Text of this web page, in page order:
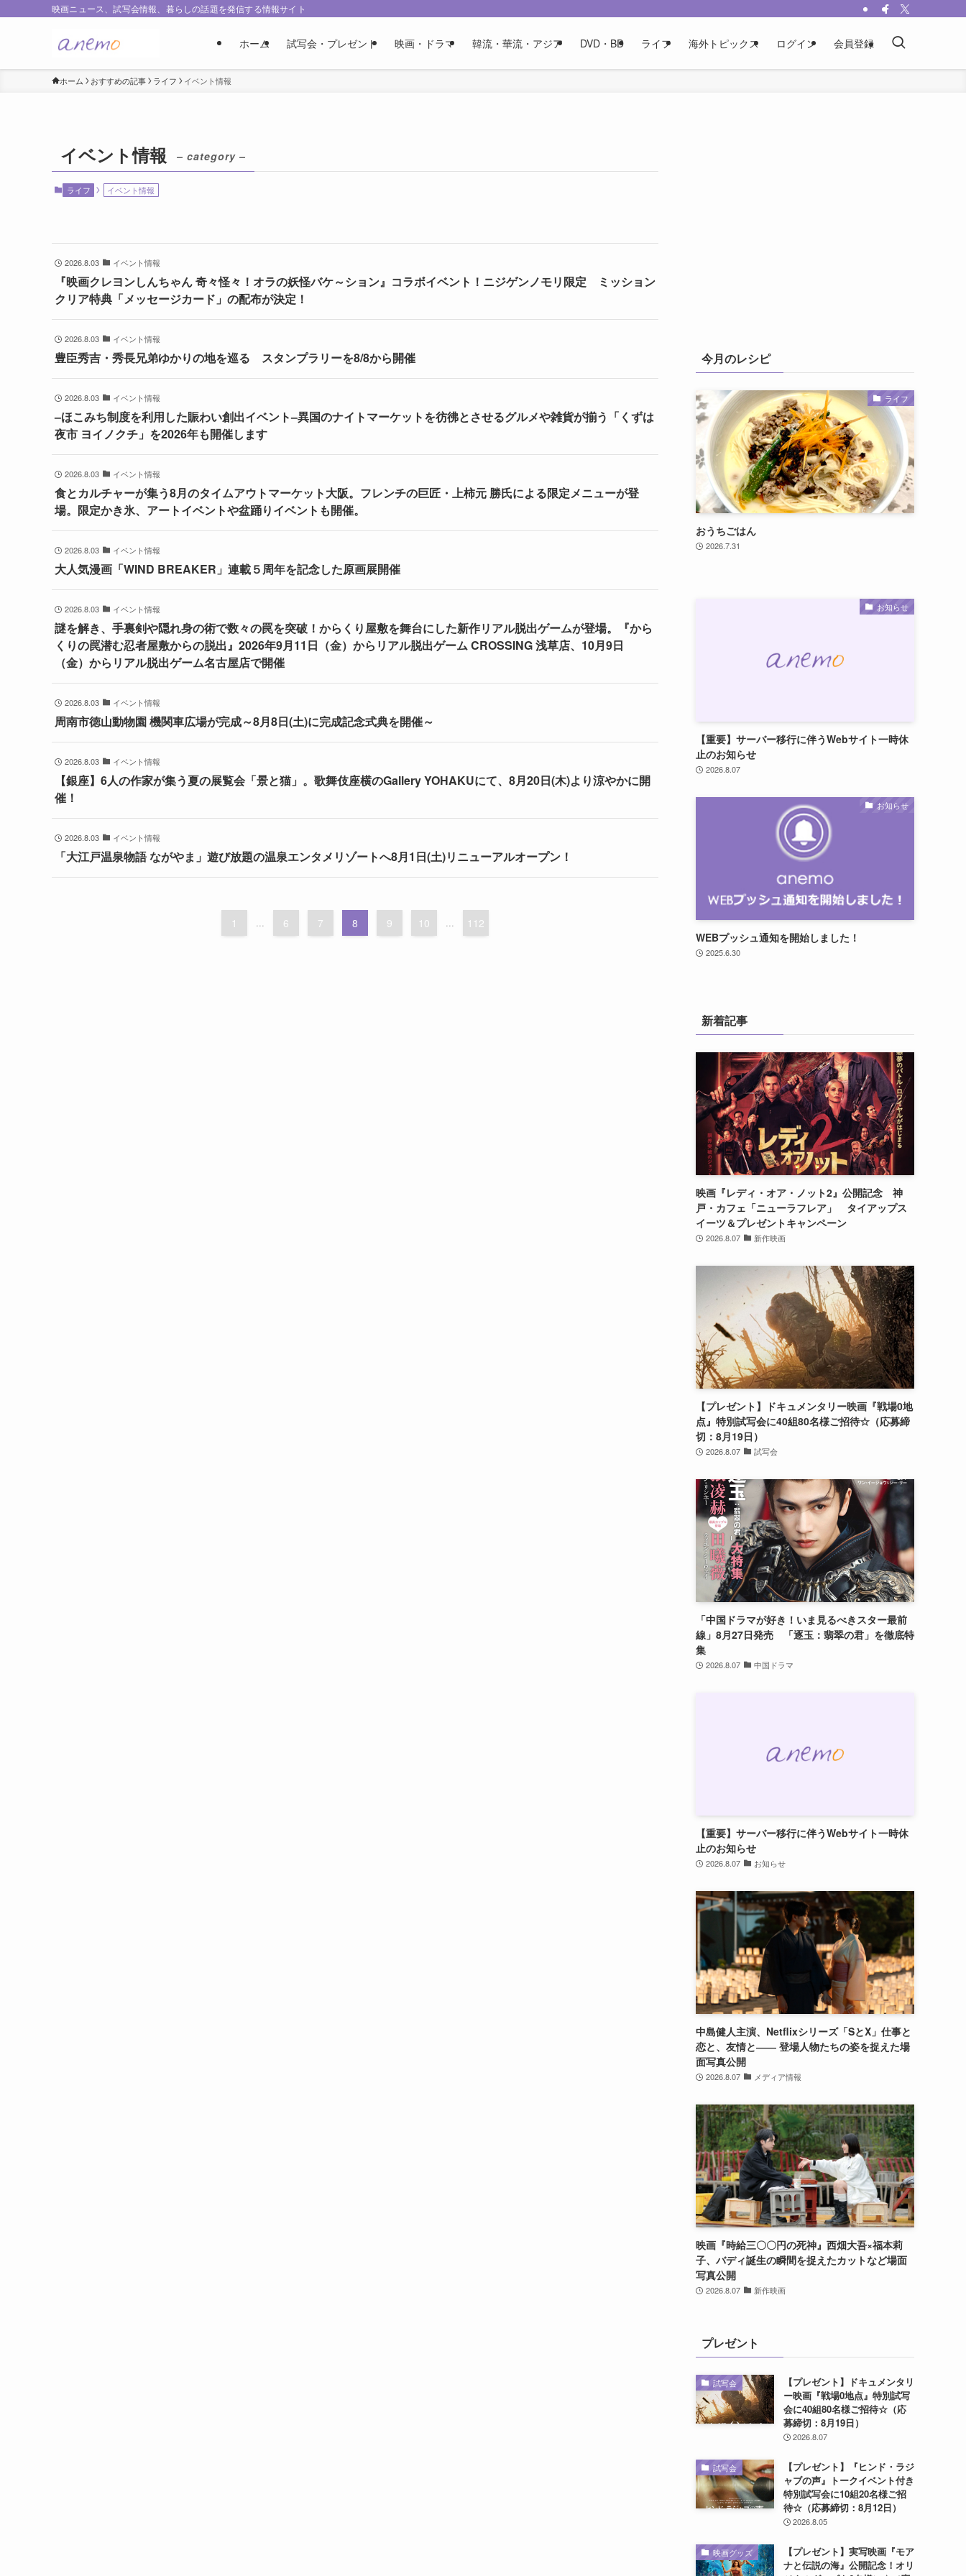
映画ニュース、試写会情報、暮らしの話題を発信する情報サイト
ホーム 試写会・プレゼント 映画・ドラマ 韓流・華流・アジア DVD・BD ライフ 海外トピックス ログイン 会員登録
ホーム おすすめの記事 ライフ イベント情報
イベント情報 – category –
ライフ イベント情報
2026.8.03 イベント情報
『映画クレヨンしんちゃん 奇々怪々！オラの妖怪バケ～ション』コラボイベント！ニジゲンノモリ限定 ミッション
クリア特典「メッセージカード」の配布が決定！
2026.8.03 イベント情報
豊臣秀吉・秀長兄弟ゆかりの地を巡る スタンプラリーを8/8から開催
2026.8.03 イベント情報
–ほこみち制度を利用した賑わい創出イベント–異国のナイトマーケットを彷彿とさせるグルメや雑貨が揃う「くずは
夜市 ヨイノクチ」を2026年も開催します
2026.8.03 イベント情報
食とカルチャーが集う8月のタイムアウトマーケット大阪。フレンチの巨匠・上柿元 勝氏による限定メニューが登
場。限定かき氷、アートイベントや盆踊りイベントも開催。
2026.8.03 イベント情報
大人気漫画「WIND BREAKER」連載５周年を記念した原画展開催
2026.8.03 イベント情報
謎を解き、手裏剣や隠れ身の術で数々の罠を突破！からくり屋敷を舞台にした新作リアル脱出ゲームが登場。『から
くりの罠潜む忍者屋敷からの脱出』2026年9月11日（金）からリアル脱出ゲーム CROSSING 浅草店、10月9日
（金）からリアル脱出ゲーム名古屋店で開催
2026.8.03 イベント情報
周南市徳山動物園 機関車広場が完成～8月8日(土)に完成記念式典を開催～
2026.8.03 イベント情報
【銀座】6人の作家が集う夏の展覧会「景と猫」。歌舞伎座横のGallery YOHAKUにて、8月20日(木)より涼やかに開
催！
2026.8.03 イベント情報
「大江戸温泉物語 ながやま」遊び放題の温泉エンタメリゾートへ8月1日(土)リニューアルオープン！
1 ... 6 7 8 9 10 ... 112
今月のレシピ
ライフ
おうちごはん
2026.7.31
お知らせ
【重要】サーバー移行に伴うWebサイト一時休
止のお知らせ
2026.8.07
お知らせ
WEBプッシュ通知を開始しました！
2025.6.30
新着記事
映画『レディ・オア・ノット2』公開記念 神
戸・カフェ「ニューラフレア」 タイアップス
イーツ＆プレゼントキャンペーン
2026.8.07 新作映画
【プレゼント】ドキュメンタリー映画『戦場0地
点』特別試写会に40組80名様ご招待☆（応募締
切：8月19日）
2026.8.07 試写会
「中国ドラマが好き！いま見るべきスター最前
線」8月27日発売 「逐玉：翡翠の君」を徹底特
集
2026.8.07 中国ドラマ
【重要】サーバー移行に伴うWebサイト一時休
止のお知らせ
2026.8.07 お知らせ
中島健人主演、Netflixシリーズ「SとX」仕事と
恋と、友情と―― 登場人物たちの姿を捉えた場
面写真公開
2026.8.07 メディア情報
映画『時給三〇〇円の死神』西畑大吾×福本莉
子、バディ誕生の瞬間を捉えたカットなど場面
写真公開
2026.8.07 新作映画
プレゼント
試写会
【プレゼント】ドキュメンタリ
ー映画『戦場0地点』特別試写
会に40組80名様ご招待☆（応
募締切：8月19日）
2026.8.07
試写会
【プレゼント】『ヒンド・ラジ
ャブの声』トークイベント付き
特別試写会に10組20名様ご招
待☆（応募締切：8月12日）
2026.8.05
映画グッズ
【プレゼント】実写映画『モア
ナと伝説の海』公開記念！オリ